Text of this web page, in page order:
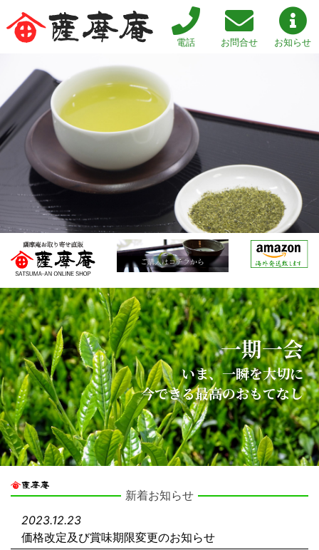
電話 お問合せ お知らせ
一期一会
いま、一瞬を大切に
今できる最高のおもてなし
新着お知らせ
2023.12.23
価格改定及び賞味期限変更のお知らせ